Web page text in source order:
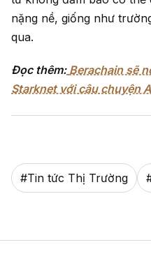
nặng nề, giống như
qua.
Đọc thêm: Berachain sẽ
Starknet với câu chuyện
#Tin tức Thị Trường